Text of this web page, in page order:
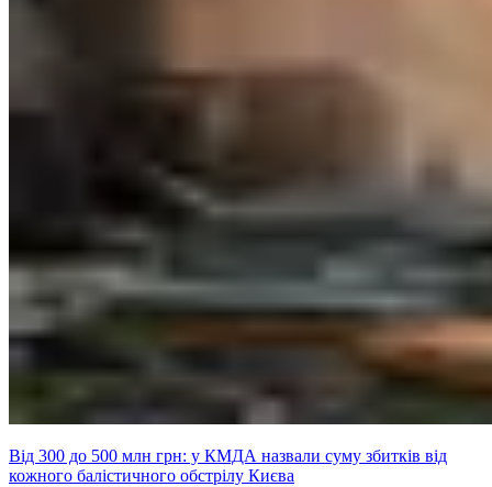
Від 300 до 500 млн грн: у КМДА назвали суму збитків від
кожного балістичного обстрілу Києва